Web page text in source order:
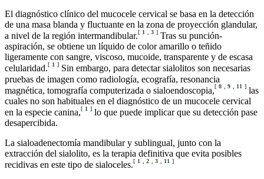
El diagnóstico clínico del mucocele cervical se basa en la detección
de una masa blanda y fluctuante en la zona de proyección glandular,
a nivel de la región intermandibular.[ 1 3 ] Tras su punción-
aspiración, se obtiene un líquido de color amarillo o teñido
ligeramente con sangre, viscoso, mucoide, transparente y de escasa
celularidad.[ 1 ] Sin embargo, para detectar sialolitos son necesarias
pruebas de imagen como radiología, ecografía, resonancia
magnética, tomografía computerizada o sialoendoscopia,[ 8 , 9 , 11 ] las
cuales no son habituales en el diagnóstico de un mucocele cervical
en la especie canina,[ 1 ] lo que puede implicar que su detección pase
desapercibida.
La sialoadenectomía mandibular y sublingual, junto con la
extracción del sialolito, es la terapia definitiva que evita posibles
recidivas en este tipo de sialoceles.[ 1 2 3 11 ]